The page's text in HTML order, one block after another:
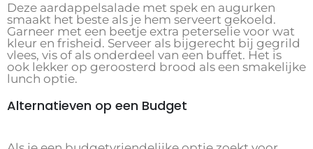
Deze aardappelsalade met spek en augurken
smaakt het beste als je hem serveert gekoeld.
Garneer met een beetje extra peterselie voor wat
kleur en frisheid. Serveer als bijgerecht bij gegrild
vlees, vis of als onderdeel van een buffet. Het is
ook lekker op geroosterd brood als een smakelijke
lunch optie.
Alternatieven op een Budget